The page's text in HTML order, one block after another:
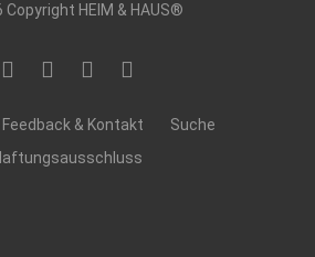
Copyright HEIM & HAUS®
Feedback & Kontakt
Suche